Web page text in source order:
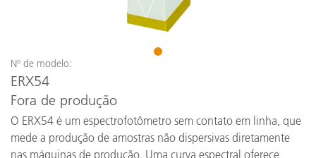
1
Nº de modelo:
ERX54
Fora de produção
O ERX54 é um espectrofotômetro sem contato em linha, que
mede a produção de amostras não dispersivas diretamente
nas máquinas de produção. Uma curva espectral oferece